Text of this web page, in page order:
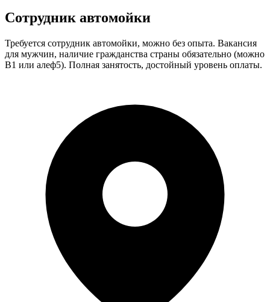
Сотрудник автомойки
Требуется сотрудник автомойки, можно без опыта. Вакансия
для мужчин, наличие гражданства страны обязательно (можно
В1 или алеф5). Полная занятость, достойный уровень оплаты.